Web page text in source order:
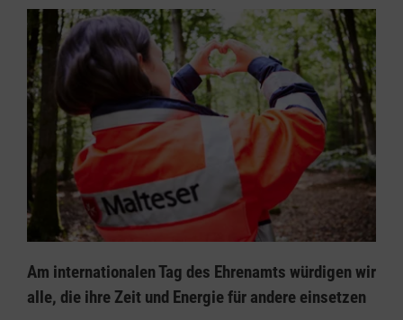
Am internationalen Tag des Ehrenamts würdigen wir
alle, die ihre Zeit und Energie für andere einsetzen